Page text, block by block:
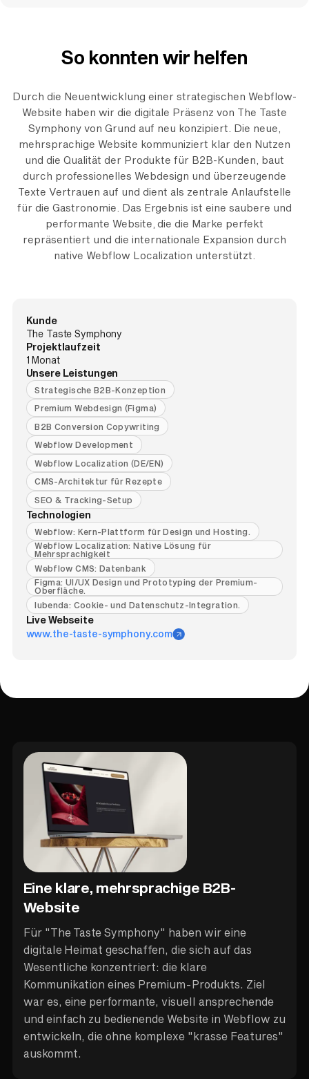
So konnten wir helfen
Durch die Neuentwicklung einer strategischen Webflow-
Website haben wir die digitale Präsenz von The Taste
Symphony von Grund auf neu konzipiert. Die neue,
mehrsprachige Website kommuniziert klar den Nutzen
und die Qualität der Produkte für B2B-Kunden, baut
durch professionelles Webdesign und überzeugende
Texte Vertrauen auf und dient als zentrale Anlaufstelle
für die Gastronomie. Das Ergebnis ist eine saubere und
performante Website, die die Marke perfekt
repräsentiert und die internationale Expansion durch
native Webflow Localization unterstützt.
Kunde
The Taste Symphony
Projektlaufzeit
1 Monat
Unsere Leistungen
Strategische B2B-Konzeption
Premium Webdesign (Figma)
B2B Conversion Copywriting
Webflow Development
Webflow Localization (DE/EN)
CMS-Architektur für Rezepte
SEO & Tracking-Setup
Technologien
Webflow: Kern-Plattform für Design und Hosting.
Webflow Localization: Native Lösung für
Mehrsprachigkeit
Webflow CMS: Datenbank
Figma: UI/UX Design und Prototyping der Premium-
Oberfläche.
Iubenda: Cookie- und Datenschutz-Integration.
Live Webseite
www.the-taste-symphony.com
Eine klare, mehrsprachige B2B-
Website
Für "The Taste Symphony" haben wir eine
digitale Heimat geschaffen, die sich auf das
Wesentliche konzentriert: die klare
Kommunikation eines Premium-Produkts. Ziel
war es, eine performante, visuell ansprechende
und einfach zu bedienende Website in Webflow zu
entwickeln, die ohne komplexe "krasse Features"
auskommt.